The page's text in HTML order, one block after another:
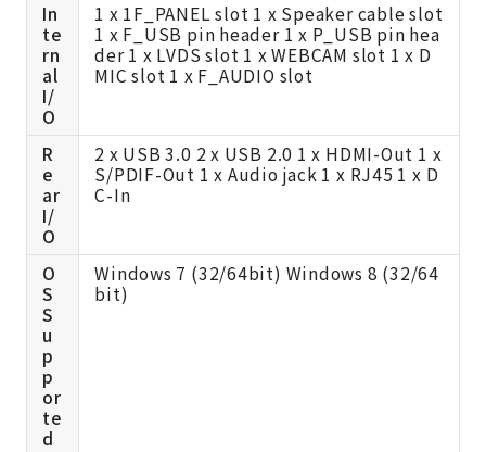
In
te
rn
al
I/
O
1 x 1F_PANEL slot 1 x Speaker cable slot
1 x F_USB pin header 1 x P_USB pin hea
der 1 x LVDS slot 1 x WEBCAM slot 1 x D
MIC slot 1 x F_AUDIO slot
R
e
ar
I/
O
2 x USB 3.0 2 x USB 2.0 1 x HDMI-Out 1 x
S/PDIF-Out 1 x Audio jack 1 x RJ45 1 x D
C-In
O
S
S
u
p
p
or
te
d
Windows 7 (32/64bit) Windows 8 (32/64
bit)